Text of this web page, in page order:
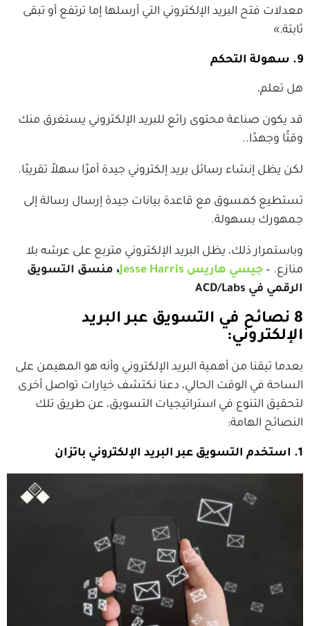
معدلات فتح البريد الإلكتروني التي أرسلها إما ترتفع أو تبقى
ثابتة.»
9. سهولة التحكم
هل تعلم،
قد يكون صناعة محتوى رائع للبريد الإلكتروني يستغرق منك
وقتًا وجهدًا..
لكن يظل إنشاء رسائل بريد إلكتروني جيدة أمرًا سهلاً تقريبًا.
تستطيع كمسوق مع قاعدة بيانات جيدة إرسال رسالة إلى
جمهورك بسهولة.
وباستمرار ذلك، يظل البريد الإلكتروني متربع على عرشه بلا
منازع. – جيسي هاريس Jesse Harris
، منسق التسويق
الرقمي في ACD/Labs
8 نصائح في التسويق عبر البريد
الإلكتروني:
بعدما تيقنا من أهمية البريد الإلكتروني وأنه هو المهيمن على
الساحة في الوقت الحالي، دعنا نكتشف خيارات تواصل أخرى
لتحقيق التنوع في استراتيجيات التسويق، عن طريق تلك
النصائح الهامة:
1. استخدم التسويق عبر البريد الإلكتروني باتزان